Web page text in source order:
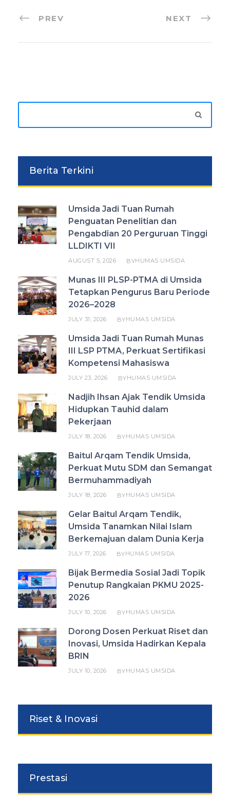
PREV NEXT
Berita Terkini
Umsida Jadi Tuan Rumah
Penguatan Penelitian dan
Pengabdian 20 Perguruan Tinggi
LLDIKTI VII
AUGUST 5, 2026 BYHUMAS UMSIDA
Munas III PLSP-PTMA di Umsida
Tetapkan Pengurus Baru Periode
2026–2028
JULY 31, 2026 BYHUMAS UMSIDA
Umsida Jadi Tuan Rumah Munas
III LSP PTMA, Perkuat Sertifikasi
Kompetensi Mahasiswa
JULY 23, 2026 BYHUMAS UMSIDA
Nadjih Ihsan Ajak Tendik Umsida
Hidupkan Tauhid dalam
Pekerjaan
JULY 18, 2026 BYHUMAS UMSIDA
Baitul Arqam Tendik Umsida,
Perkuat Mutu SDM dan Semangat
Bermuhammadiyah
JULY 18, 2026 BYHUMAS UMSIDA
Gelar Baitul Arqam Tendik,
Umsida Tanamkan Nilai Islam
Berkemajuan dalam Dunia Kerja
JULY 17, 2026 BYHUMAS UMSIDA
Bijak Bermedia Sosial Jadi Topik
Penutup Rangkaian PKMU 2025-
2026
JULY 10, 2026 BYHUMAS UMSIDA
Dorong Dosen Perkuat Riset dan
Inovasi, Umsida Hadirkan Kepala
BRIN
JULY 10, 2026 BYHUMAS UMSIDA
Riset & Inovasi
Prestasi